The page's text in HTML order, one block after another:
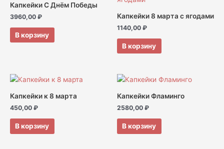
Капкейки С Днём Победы
3960,00 ₽
В корзину
Капкейки 8 марта с ягодами
1140,00 ₽
В корзину
Капкейки к 8 марта
450,00 ₽
В корзину
Капкейки Фламинго
2580,00 ₽
В корзину